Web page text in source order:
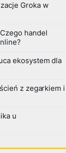
Groka w
handel
ekosystem dla
z zegarkiem i
u